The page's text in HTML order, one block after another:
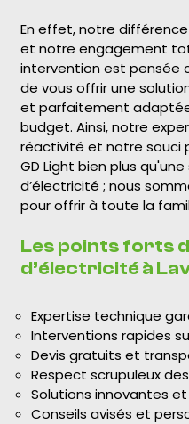
En effet, notre
et notre engagement
intervention est pensée
de vous offrir une
et parfaitement
budget. Ainsi, notre
réactivité et notre souci
GD Light bien plus
d’électricité ; nous
pour offrir à toute la
Les points forts
d’électricité à
Expertise technique
Interventions rapides
Devis gratuits et
Respect scrupuleux
Solutions innovantes
Conseils avisés et